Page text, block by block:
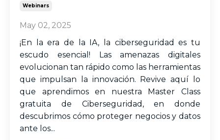
Webinars
May 02, 2025
¡En la era de la IA, la ciberseguridad es tu
escudo esencial! Las amenazas digitales
evolucionan tan rápido como las herramientas
que impulsan la innovación. Revive aquí lo
que aprendimos en nuestra Master Class
gratuita de Ciberseguridad, en donde
descubrimos cómo proteger negocios y datos
ante los...